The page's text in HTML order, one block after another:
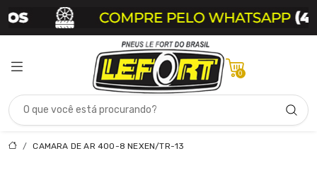
0
CAMARA DE AR 400-8 NEXEN/TR-13